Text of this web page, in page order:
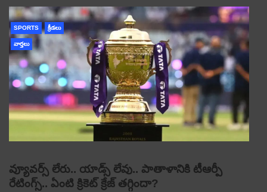
SPORTS క్రీడలు
వార్తలు
వ్యూవర్స్ లేరు.. యాడ్స్ లేవు.. పాతాళానికి టీఆర్పీ
రేటింగ్స్.. ఏంటి క్రికెట్ క్రేజ్ తగ్గిందా?